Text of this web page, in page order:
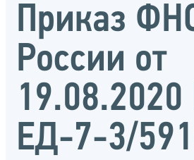
Приказ
России от
ЕД-7-3/